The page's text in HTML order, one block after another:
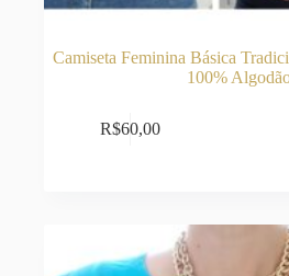
Camiseta Feminina Básica
100%
R$60,00